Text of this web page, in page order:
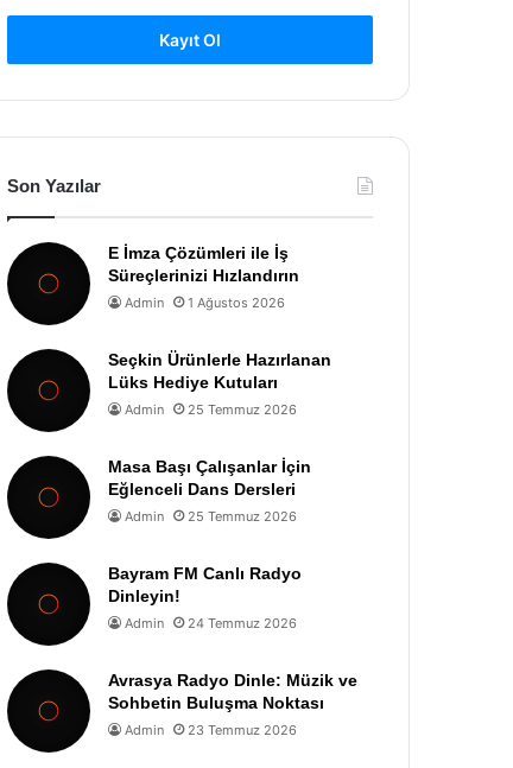
Kayıt Ol
Son Yazılar
E İmza Çözümleri ile İş
Süreçlerinizi Hızlandırın
Admin 1 Ağustos 2026
Seçkin Ürünlerle Hazırlanan
Lüks Hediye Kutuları
Admin 25 Temmuz 2026
Masa Başı Çalışanlar İçin
Eğlenceli Dans Dersleri
Admin 25 Temmuz 2026
Bayram FM Canlı Radyo
Dinleyin!
Admin 24 Temmuz 2026
Avrasya Radyo Dinle: Müzik ve
Sohbetin Buluşma Noktası
Admin 23 Temmuz 2026